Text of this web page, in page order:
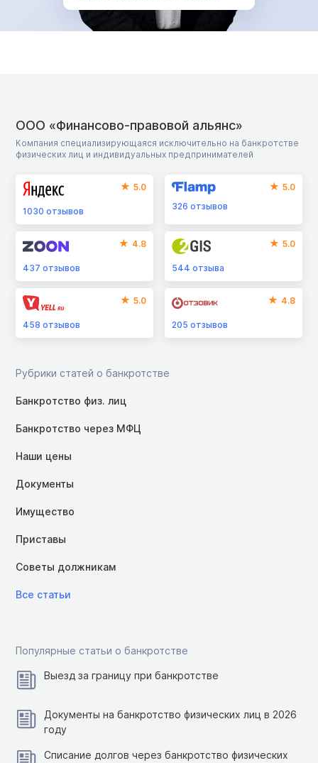
ООО «Финансово-правовой альянс»
Компания специализирующаяся исключительно на банкротстве
физических лиц и индивидуальных предпринимателей
5.0
1030 отзывов
5.0
326отзывов
4.8
437 отзывов
5.0
544отзыва
5.0
458 отзывов
4.8
205отзывов
Рубрики статей о банкротстве
Банкротство физ. лиц
Банкротство через МФЦ
Наши цены
Документы
Имущество
Приставы
Советы должникам
Все статьи
Популярные статьи о банкротстве
Выезд за границу при банкротстве
Документы на банкротство физических лиц в 2026
году
Списание долгов через банкротство физических